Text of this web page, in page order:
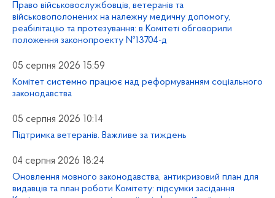
Право військовослужбовців, ветеранів та
військовополонених на належну медичну допомогу,
реабілітацію та протезування: в Комітеті обговорили
положення законопроекту №13704-д
05 серпня 2026 15:59
Комітет системно працює над реформуванням соціального
законодавства
05 серпня 2026 10:14
Підтримка ветеранів. Важливе за тиждень
04 серпня 2026 18:24
Оновлення мовного законодавства, антикризовий план для
видавців та план роботи Комітету: підсумки засідання